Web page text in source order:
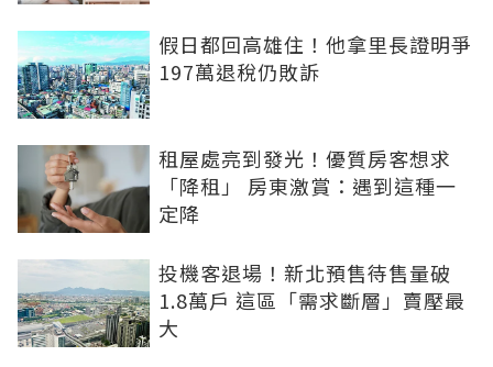
假日都回高雄住！他拿里長證明爭
197萬退稅仍敗訴
租屋處亮到發光！優質房客想求
「降租」 房東激賞：遇到這種一
定降
投機客退場！新北預售待售量破
1.8萬戶 這區「需求斷層」賣壓最
大